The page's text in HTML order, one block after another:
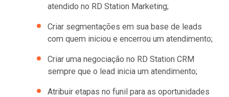
atendido no RD Station Marketing;
Criar segmentações em sua base de leads
com quem iniciou e encerrou um atendimento;
Criar uma negociação no RD Station CRM
sempre que o lead inicia um atendimento;
Atribuir etapas no funil para as oportunidades